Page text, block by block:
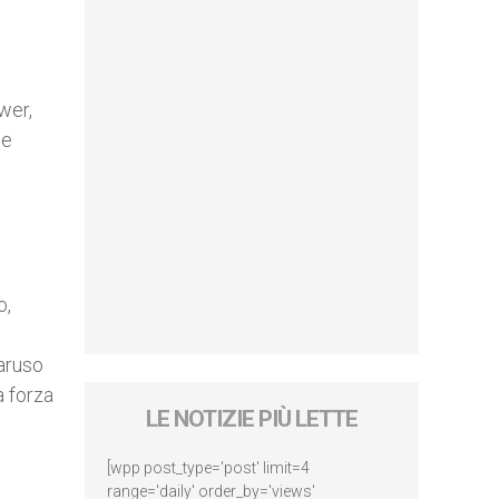
forza
LE NOTIZIE PIÙ LETTE
[wpp post_type='post' limit=4
range='daily' order_by='views'